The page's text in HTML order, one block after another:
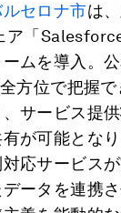
セロナ市は
ア「
ムを導入。
方位で把握で
サービス提
が可能とな
応サービス
ータを連携さ